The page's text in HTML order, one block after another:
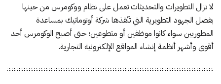
لا تزال التطويرات والتحديثات تعمل على نظام ووكومرس من حينها
بفضل الجهود التطويرية التي تنّفذها شركة أوتوماتيك بمساعدة
المطوريين سواء كانوا موظفين أو متطوعين؛ حتى أصبح الوكومرس أحد
أقوى وأشهر أنظمة إنشاء المواقع الإلكترونية التجارية.